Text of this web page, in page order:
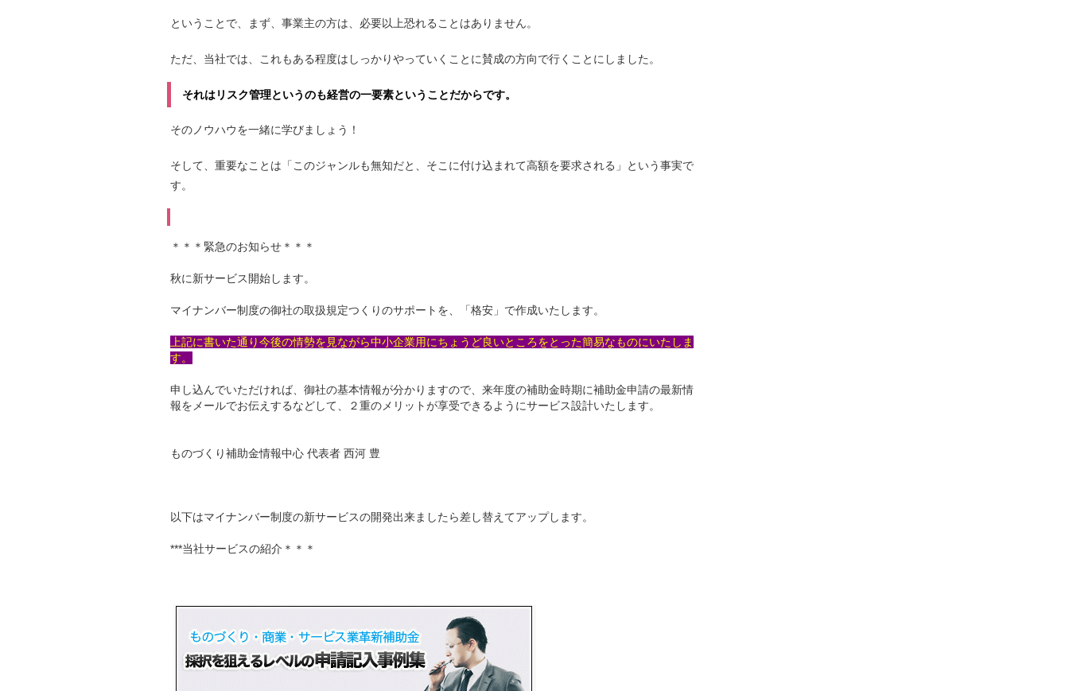
ということで、まず、事業主の方は、必要以上恐れることはありません。
ただ、当社では、これもある程度はしっかりやっていくことに賛成の方向で行くことにしました。
それはリスク管理というのも経営の一要素ということだからです。
そのノウハウを一緒に学びましょう！
そして、重要なことは 「このジャンルも無知だと、そこに付け込まれて高額を要求される」
という事実で
す。
＊＊＊緊急のお知らせ＊＊＊
秋に新サービス開始します。
マイナンバー制度の御社の取扱規定つくりのサポートを、「格安」で作成いたします。
上記に書いた通り今後の情勢を見ながら中小企業用にちょうど良いところをとった簡易なものにいたしま
す。
申し込んでいただければ、御社の基本情報が分かりますので、来年度の補助金時期に補助金申請の最新情
報をメールでお伝えするなどして、２重のメリットが享受できるようにサービス設計いたします。
ものづくり補助金情報中心 代表者 西河 豊
以下はマイナンバー制度の新サービスの開発出来ましたら差し替えてアップします。
***当社サービスの紹介＊＊＊